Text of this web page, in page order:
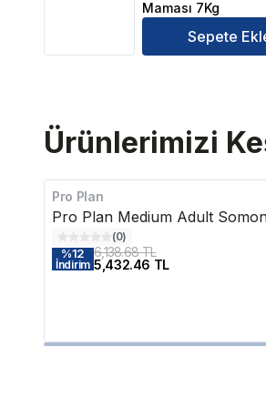
Maması 7Kg
Sepete
Ürünlerimizi
Pro Plan
Pro Plan Medium Adult
(0)
%12
İndirim
6,138.68 TL
5,432.46 TL